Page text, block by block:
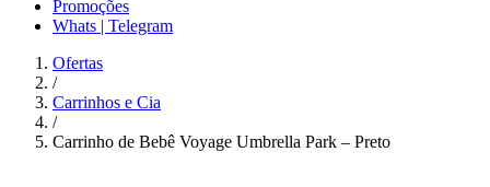
Promoções
Whats | Telegram
Ofertas
/
Carrinhos e Cia
/
Carrinho de Bebê Voyage Umbrella Park – Preto